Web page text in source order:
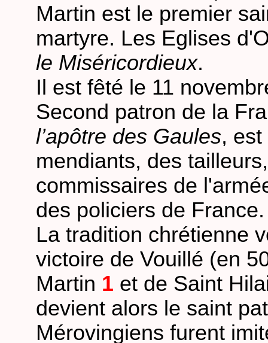
Martin est le premier
martyre. Les Eglises
le Miséricordieux.
Il est fêté le 11
Second patron de la
l’apôtre des Gaules, est
mendiants, des
commissaires de
des policiers de France.
La tradition chrétienne
victoire de Vouillé (en
Martin 1 et de Saint
devient alors le saint
Mérovingiens furent